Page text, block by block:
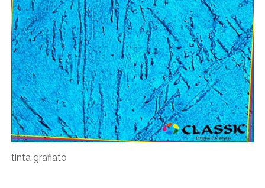
tinta grafiato